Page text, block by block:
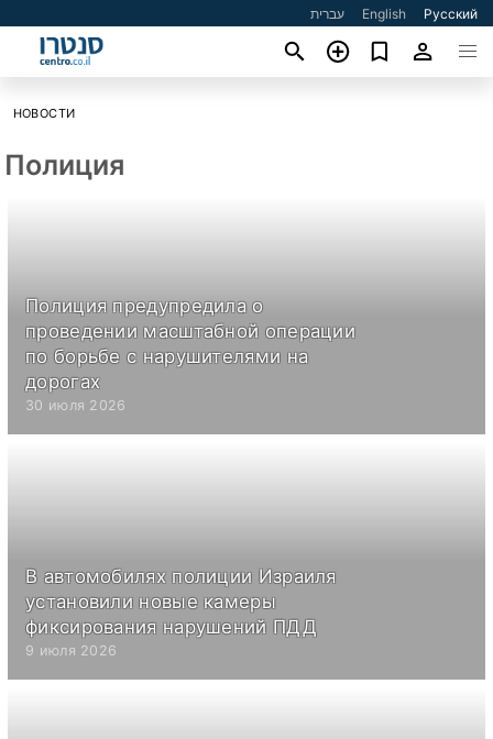
עברית English Русский
НОВОСТИ
Полиция
Полиция предупредила о
проведении масштабной операции
по борьбе с нарушителями на
дорогах
30 июля 2026
В автомобилях полиции Израиля
установили новые камеры
фиксирования нарушений ПДД
9 июля 2026